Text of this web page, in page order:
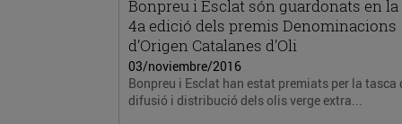
Bonpreu i Esclat són guardonats en la
4a edició dels premis Denominacions
d’Origen Catalanes d’Oli
03/noviembre/2016
Bonpreu i Esclat han estat premiats per la tasca
difusió i distribució dels olis verge extra...